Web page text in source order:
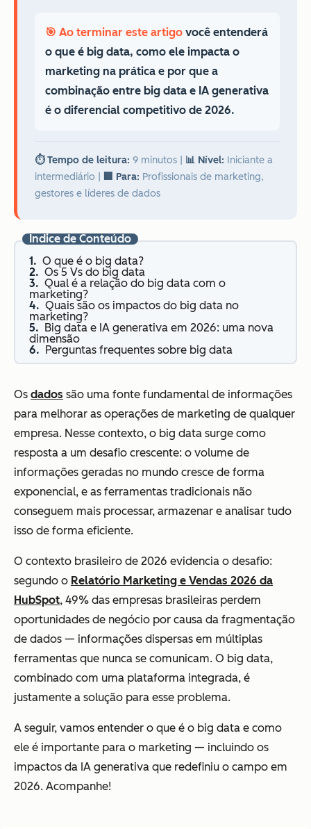
🎯 Ao terminar este artigo você entenderá
o que é big data, como ele impacta o
marketing na prática e por que a
combinação entre big data e IA generativa
é o diferencial competitivo de 2026.
⏱️ Tempo de leitura: 9 minutos 📊 Nível: Iniciante a
intermediário
🏢 Para: Profissionais de marketing,
gestores e líderes de dados
Índice de Conteúdo
O que é o big data?
Os 5 Vs do big data
Qual é a relação do big data com o
marketing?
Quais são os impactos do big data no
marketing?
Big data e IA generativa em 2026: uma nova
dimensão
Perguntas frequentes sobre big data
Os dados são uma fonte fundamental de informações
para melhorar as operações de marketing de qualquer
empresa. Nesse contexto, o big data surge como
resposta a um desafio crescente: o volume de
informações geradas no mundo cresce de forma
exponencial, e as ferramentas tradicionais não
conseguem mais processar, armazenar e analisar tudo
isso de forma eficiente.
O contexto brasileiro de 2026 evidencia o desafio:
segundo o Relatório Marketing e Vendas 2026 da
HubSpot, 49% das empresas brasileiras perdem
oportunidades de negócio por causa da fragmentação
de dados — informações dispersas em múltiplas
ferramentas que nunca se comunicam. O big data,
combinado com uma plataforma integrada, é
justamente a solução para esse problema.
A seguir, vamos entender o que é o big data e como
ele é importante para o marketing — incluindo os
impactos da IA generativa que redefiniu o campo em
2026. Acompanhe!